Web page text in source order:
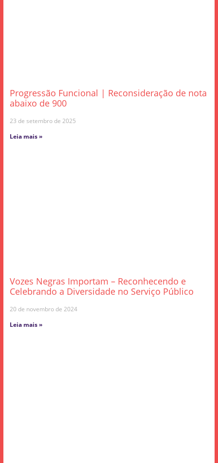
Progressão Funcional | Reconsideração de nota
abaixo de 900
23 de setembro de 2025
Leia mais »
Vozes Negras Importam – Reconhecendo e
Celebrando a Diversidade no Serviço Público
20 de novembro de 2024
Leia mais »